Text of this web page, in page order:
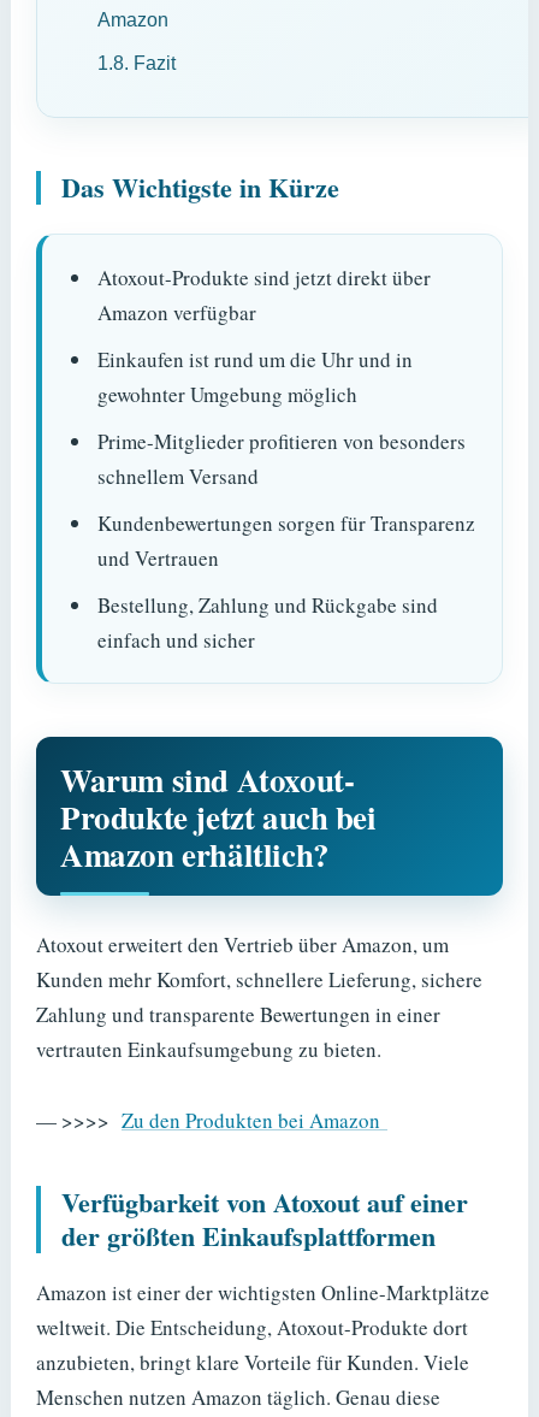
Amazon
1.8. Fazit
Das Wichtigste in Kürze
Atoxout-Produkte sind jetzt direkt über
Amazon verfügbar
Einkaufen ist rund um die Uhr und in
gewohnter Umgebung möglich
Prime-Mitglieder profitieren von besonders
schnellem Versand
Kundenbewertungen sorgen für Transparenz
und Vertrauen
Bestellung, Zahlung und Rückgabe sind
einfach und sicher
Warum sind Atoxout-
Produkte jetzt auch bei
Amazon erhältlich?
Atoxout erweitert den Vertrieb über Amazon, um
Kunden mehr Komfort, schnellere Lieferung, sichere
Zahlung und transparente Bewertungen in einer
vertrauten Einkaufsumgebung zu bieten.
— >>>> Zu den Produkten bei Amazon
Verfügbarkeit von Atoxout auf einer
der größten Einkaufsplattformen
Amazon ist einer der wichtigsten Online-Marktplätze
weltweit. Die Entscheidung, Atoxout-Produkte dort
anzubieten, bringt klare Vorteile für Kunden. Viele
Menschen nutzen Amazon täglich. Genau diese